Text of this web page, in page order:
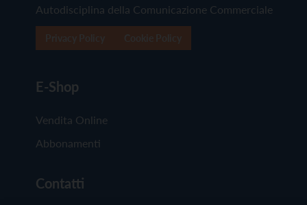
Autodisciplina della Comunicazione Commerciale
E-Shop
Vendita Online
Abbonamenti
Contatti